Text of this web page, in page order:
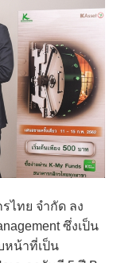
ไทย จำกัด ลง
ซึ่งเป็น
หน้าที่เป็น